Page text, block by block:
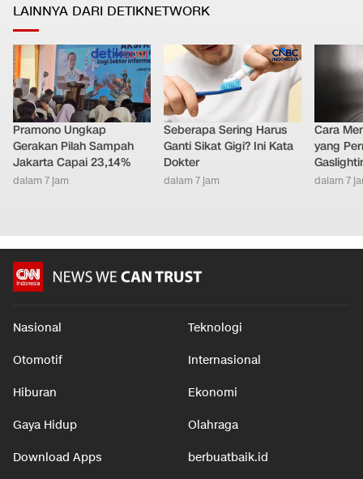
LAINNYA DARI DETIKNETWORK
Pramono Ungkap
Gerakan Pilah Sampah
Jakarta Capai 23,14%
dalam 7 jam
Seberapa Sering Harus
Ganti Sikat Gigi? Ini Kata
Dokter
dalam 7 jam
Cara
yang
dalam 7
Nasional Teknologi
Otomotif Internasional
Hiburan Ekonomi
Gaya Hidup Olahraga
Download Apps berbuatbaik.id